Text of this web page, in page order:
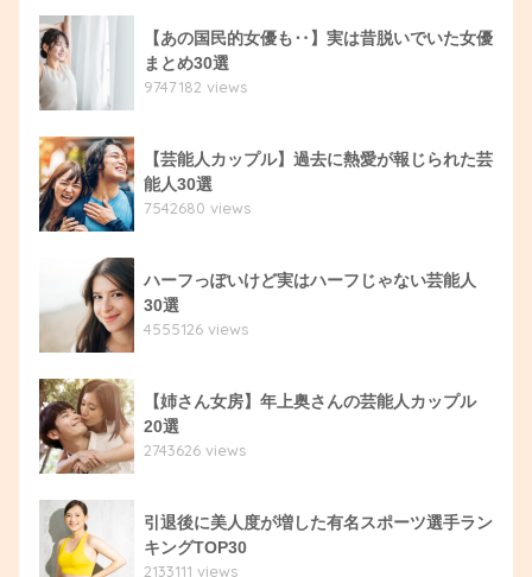
【あの国民的女優も‥】実は昔脱いでいた女優
まとめ30選
9747182 views
【芸能人カップル】過去に熱愛が報じられた芸
能人30選
7542680 views
ハーフっぽいけど実はハーフじゃない芸能人
30選
4555126 views
【姉さん女房】年上奥さんの芸能人カップル
20選
2743626 views
引退後に美人度が増した有名スポーツ選手ラン
キングTOP30
2133111 views